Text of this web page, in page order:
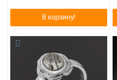
В корзину!